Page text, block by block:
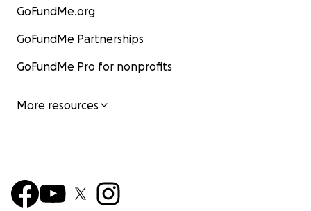
GoFundMe.org
GoFundMe Partnerships
GoFundMe Pro for nonprofits
More resources